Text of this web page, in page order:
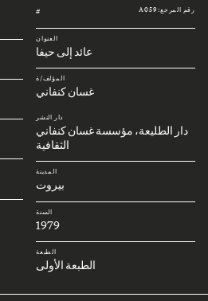
رقم المرجع: A059 #
العنوان
عائد إلى حيفا
المؤلف/ة
غسان كنفاني
دار النشر
دار الطليعة، مؤسسة غسان كنفاني
الثقافية
المدينة
بيروت
السنة
1979
الطبعة
الطبعة الأولى